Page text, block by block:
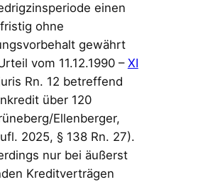
einen
ohne
gewährt
vom 11.12.1990 – XI
Rn. 12 betreffend
über 120
Ellenberger,
2025, § 138 Rn. 27).
nur bei äußerst
Kreditverträgen